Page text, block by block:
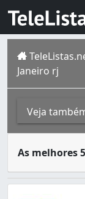
Janeiro rj
Veja
As melhores
A cidade do